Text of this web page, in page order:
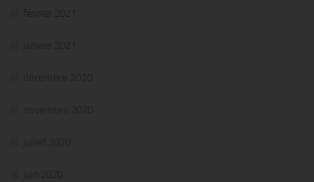
février 2021
janvier 2021
décembre 2020
novembre 2020
juillet 2020
juin 2020